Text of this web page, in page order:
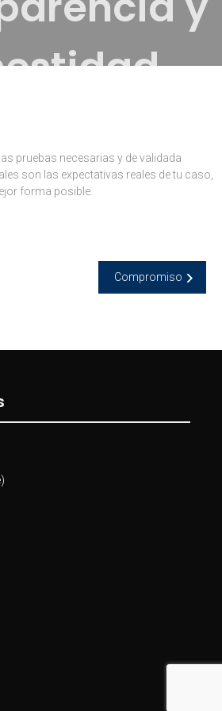
pruebas necesarias y de validada
son las expectativas reales de tu caso,
forma posible.
Compromiso